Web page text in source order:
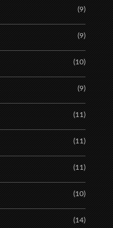
(9)
(9)
(10)
(9)
(11)
(11)
(11)
(10)
(14)